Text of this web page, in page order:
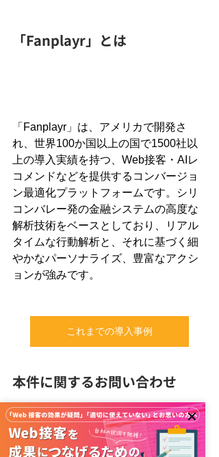
「Fanplayr」とは
「Fanplayr」は、アメリカで開発さ
れ、世界100か国以上の国で1500社以
上の導入実績を持つ、Web接客・AIレ
コメンドなどを提供するコンバージョ
ン最適化プラットフォームです。シリ
コンバレー発の金融システムの高度な
解析技術をベースとしており、リアル
タイムな行動解析と、それに基づく細
やかなパーソナライズ、豊富なアクシ
ョンが強みです。
これまでの導入事例
本件に関するお問い合わせ
JAMU株式会社　橋川隼人
Emailアドレス: fpsales@jamuinc.com